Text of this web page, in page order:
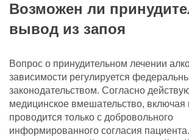
Возможен ли
вывод из запоя
Вопрос о принудительном лечении
зависимости регулируется
законодательством. Согласно
медицинское вмешательство, включая
проводится только с добровольного
информированного согласия